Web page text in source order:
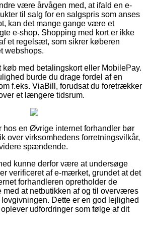
være årvågen med, at ifald en e-
til salg for en salgspris som anses
kan det mange gange være et
e-shop. Shopping med kort er ikke
et regelsæt, som sikrer køberen
webshops.
med betalingskort eller MobilePay.
burde du drage fordel af en
f.eks. ViaBill, forudsat du foretrækker
et længere tidsrum.
hos en Øvrige internet forhandler bør
over virksomhedens forretningsvilkår,
spændende.
kunne derfor være at undersøge
verificeret af e-mærket, grundet at det
forhandleren opretholder de
med at netbutikken af og til overværes
Dette er en god lejlighed
udfordringer som følge af dit